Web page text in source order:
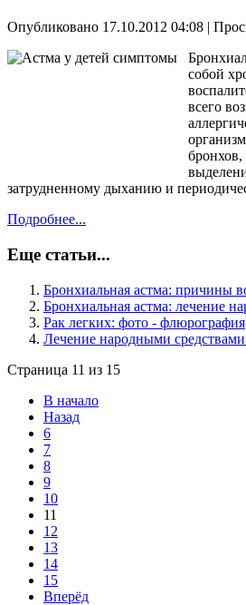
Опубликовано 17.10.2012 04:08 |
собой
всего
затрудненному дыханию и
Подробнее...
Еще статьи...
Бронхиальная астма: причины
Бронхиальная астма: лечение
Рак легких: фото - флюрография
Лечение народными средствами
Страница 11 из 15
В начало
Назад
6
7
8
9
10
11
12
13
14
15
Вперёд